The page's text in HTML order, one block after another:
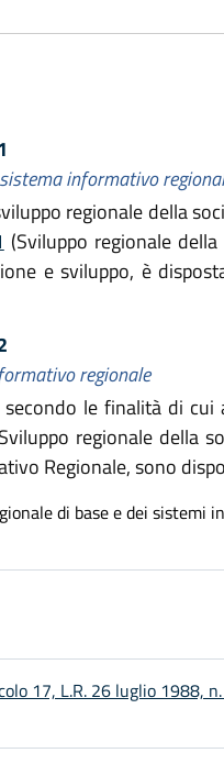
informativo
regionale della
(Sviluppo regionale
e sviluppo, è
regionale
le finalità di
regionale della
Regionale, sono
di base e dei sistemi
17, L.R. 26 luglio 1988,